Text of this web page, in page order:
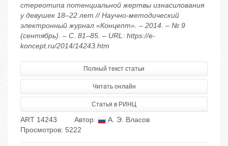
стереотипа потенциальной жертвы изнасилования
у девушек 18–22 лет // Научно-методический
электронный журнал «Концепт». – 2014. – № 9
(сентябрь). – С. 81–85. – URL: https://e-
koncept.ru/2014/14243.htm
Полный текст статьи
Читать онлайн
Статья в РИНЦ
ART 14243 Автор:
А. Э. Власов
Просмотров: 5222